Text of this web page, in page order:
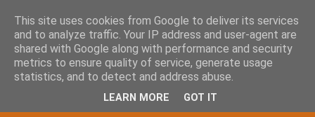
This site uses cookies from Google to deliver its services
and to analyze traffic. Your IP address and user-agent are
shared with Google along with performance and security
metrics to ensure quality of service, generate usage
statistics, and to detect and address abuse.
LEARN MORE GOT IT